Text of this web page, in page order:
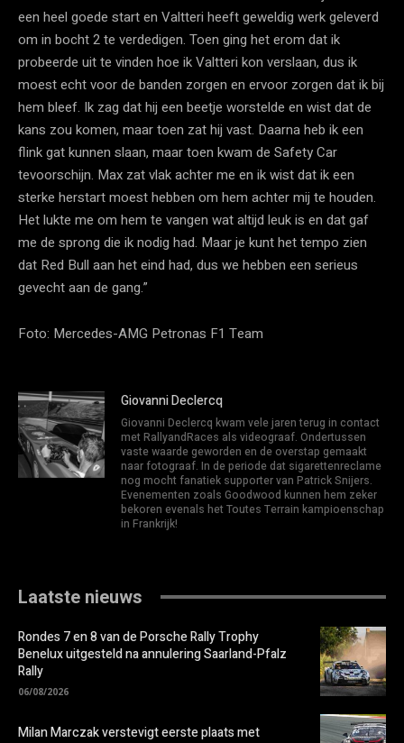
een heel goede start en Valtteri heeft geweldig werk geleverd
om in bocht 2 te verdedigen. Toen ging het erom dat ik
probeerde uit te vinden hoe ik Valtteri kon verslaan, dus ik
moest echt voor de banden zorgen en ervoor zorgen dat ik bij
hem bleef. Ik zag dat hij een beetje worstelde en wist dat de
kans zou komen, maar toen zat hij vast. Daarna heb ik een
flink gat kunnen slaan, maar toen kwam de Safety Car
tevoorschijn. Max zat vlak achter me en ik wist dat ik een
sterke herstart moest hebben om hem achter mij te houden.
Het lukte me om hem te vangen wat altijd leuk is en dat gaf
me de sprong die ik nodig had. Maar je kunt het tempo zien
dat Red Bull aan het eind had, dus we hebben een serieus
gevecht aan de gang.”
Foto: Mercedes-AMG Petronas F1 Team
Giovanni Declercq
Giovanni Declercq kwam vele jaren terug in contact
met RallyandRaces als videograaf. Ondertussen
vaste waarde geworden en de overstap gemaakt
naar fotograaf. In de periode dat sigarettenreclame
nog mocht fanatiek supporter van Patrick Snijers.
Evenementen zoals Goodwood kunnen hem zeker
bekoren evenals het Toutes Terrain kampioenschap
in Frankrijk!
Laatste nieuws
Rondes 7 en 8 van de Porsche Rally Trophy
Benelux uitgesteld na annulering Saarland-Pfalz
Rally
06/08/2026
Milan Marczak verstevigt eerste plaats met